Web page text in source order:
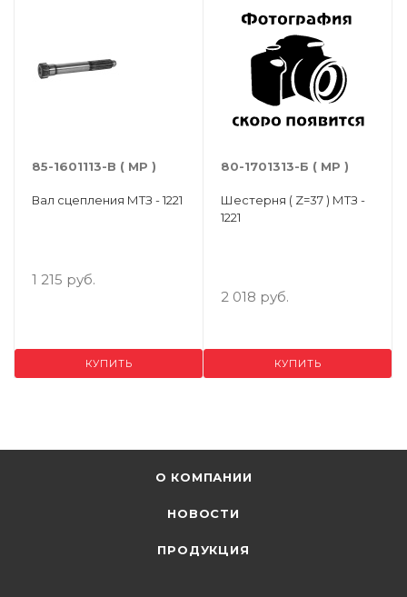
85-1601113-В ( МР )
Вал сцепления МТЗ - 1221
1 215 руб.
КУПИТЬ
80-1701313-Б ( МР )
Шестерня ( Z=37 ) МТЗ -
1221
2 018 руб.
КУПИТЬ
О КОМПАНИИ
НОВОСТИ
ПРОДУКЦИЯ